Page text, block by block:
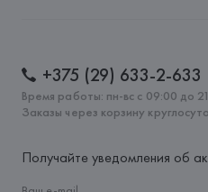
+375 (29) 633-2-633
Время работы: пн-вс с 09:00 до
Заказы через корзину
Получайте уведомления об